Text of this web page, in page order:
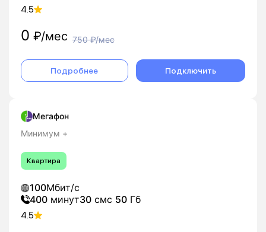
4.5
0 ₽/мес 750₽/мес
Подробнее Подключить
Мегафон
Минимум +
Квартира
100Мбит/с
400 минут30 смс 50 Гб
4.5